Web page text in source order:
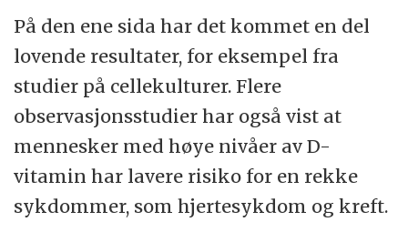
På den ene sida har det kommet en del
lovende resultater, for eksempel fra
studier på cellekulturer. Flere
observasjonsstudier har også vist at
mennesker med høye nivåer av D-
vitamin har lavere risiko for en rekke
sykdommer, som hjertesykdom og kreft.